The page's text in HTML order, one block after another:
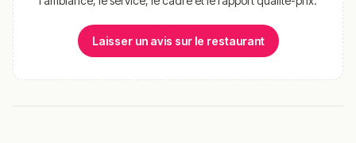
Laisser un avis sur le restaurant